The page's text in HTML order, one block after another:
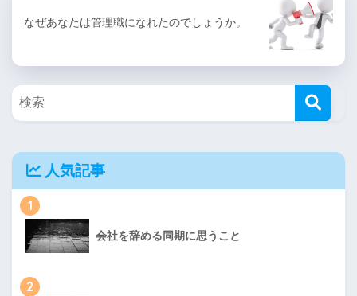
なぜあなたは管理職になれたのでしょうか。
人気記事
1
会社を辞める同期に思うこと
2